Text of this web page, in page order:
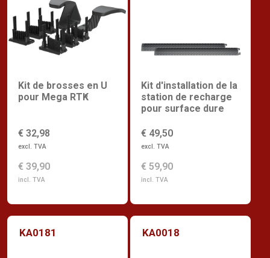
Kit de brosses en U
pour Mega RTK
n
€ 32,98
excl. TVA
€ 39,90
incl. TVA
Kit d'installation de la
station de recharge
pour surface dure
€ 49,50
excl. TVA
€ 59,90
incl. TVA
KA0181 KA0018